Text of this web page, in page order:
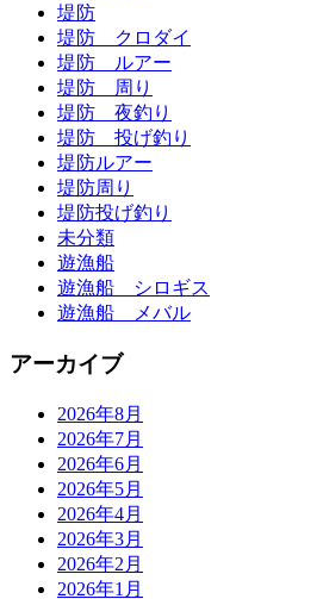
堤防
堤防 クロダイ
堤防 ルアー
堤防 周り
堤防 夜釣り
堤防 投げ釣り
堤防ルアー
堤防周り
堤防投げ釣り
未分類
遊漁船
遊漁船 シロギス
遊漁船 メバル
アーカイブ
2026年8月
2026年7月
2026年6月
2026年5月
2026年4月
2026年3月
2026年2月
2026年1月